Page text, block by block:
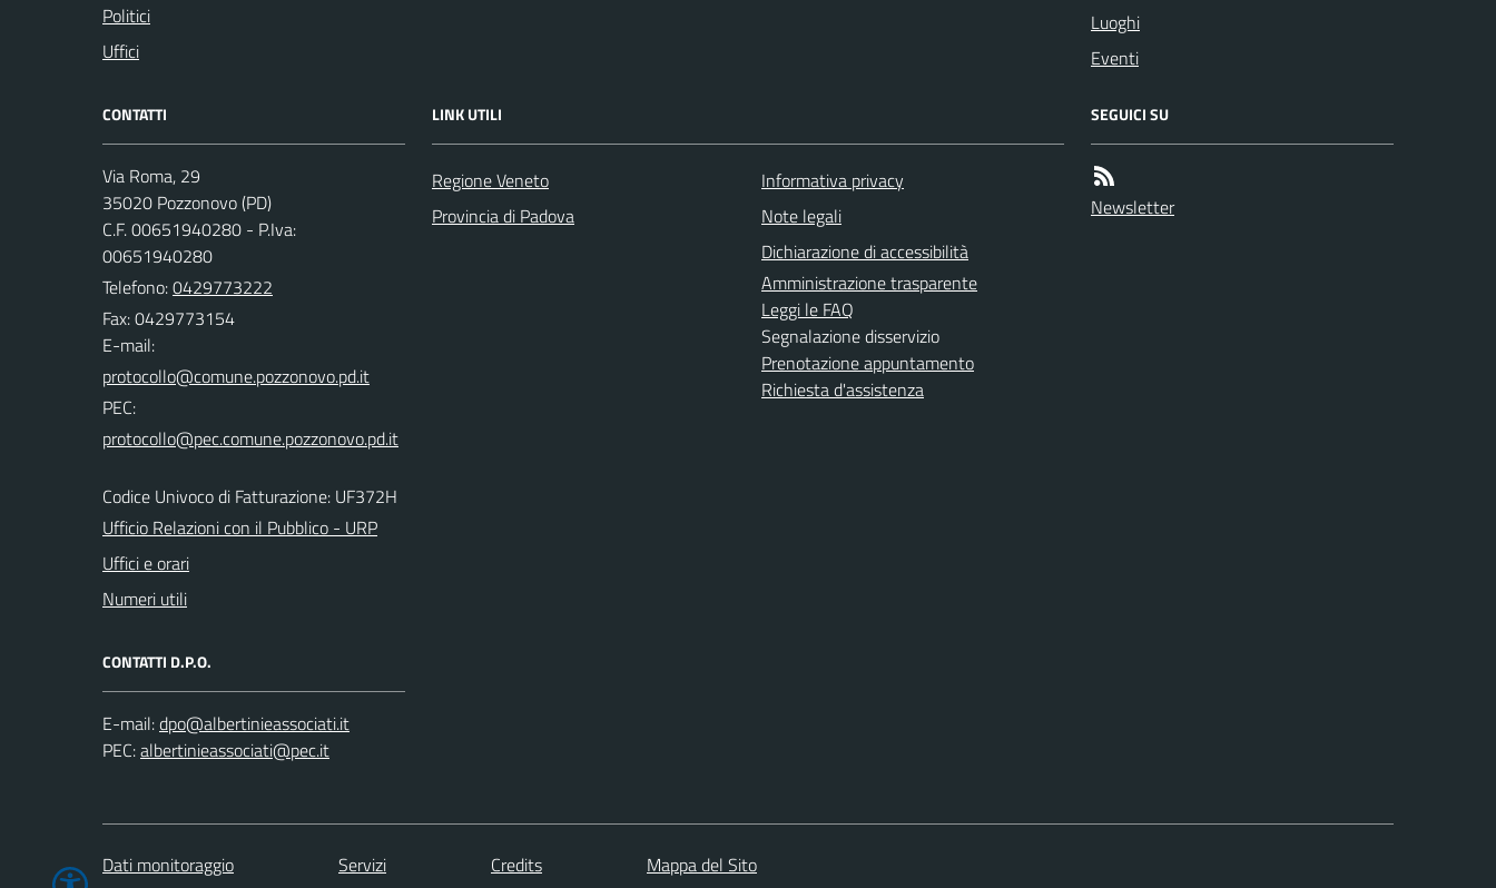
Politici
Uffici
Luoghi
Eventi
CONTATTI
Via Roma, 29
35020 Pozzonovo (PD)
C.F. 00651940280 - P.Iva:
00651940280
Telefono:0429773222
Fax: 0429773154
E-mail:
PEC:
Codice Univoco di Fatturazione: UF372H
Ufficio Relazioni con il Pubblico - URP
Uffici e orari
Numeri utili
CONTATTI D.P.O.
E-mail:
PEC:
LINK UTILI
Regione Veneto
Provincia di Padova
Informativa privacy
Note legali
Dichiarazione di accessibilità
Amministrazione trasparente
Leggi le FAQ
Segnalazione disservizio
Prenotazione appuntamento
Richiesta d'assistenza
SEGUICI SU
Newsletter
Dati monitoraggio Servizi Credits Mappa del Sito